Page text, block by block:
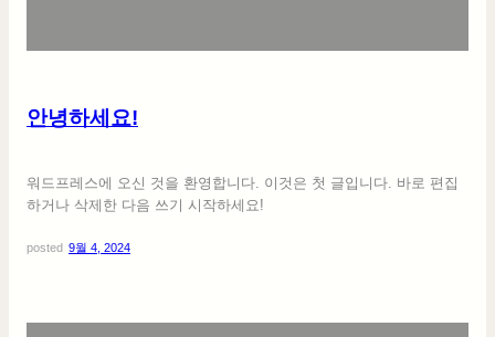
안녕하세요!
워드프레스에 오신 것을 환영합니다. 이것은 첫 글입니다. 바로 편집
하거나 삭제한 다음 쓰기 시작하세요!
posted 9월 4, 2024